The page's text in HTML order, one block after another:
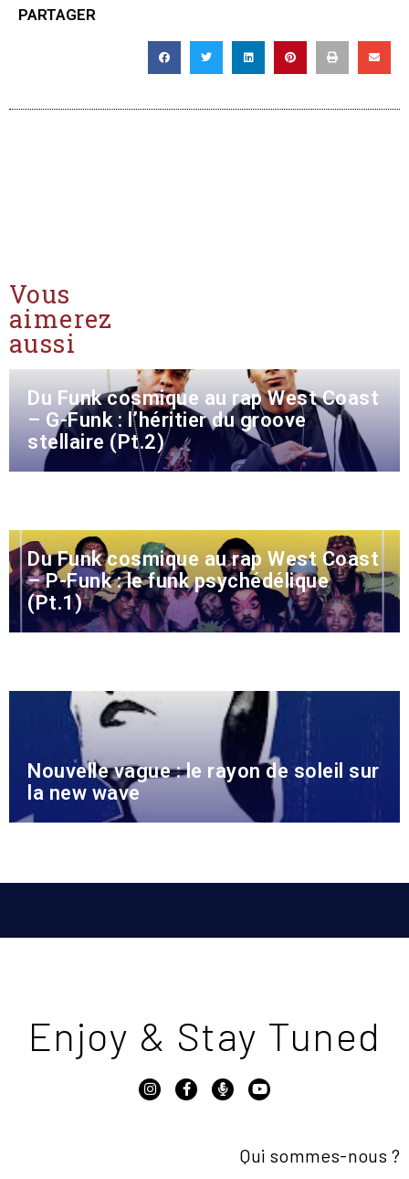
PARTAGER
Vous
aimerez
aussi
Du Funk cosmique au rap West Coast
– G-Funk : l’héritier du groove
stellaire (Pt.2)
Du Funk cosmique au rap West Coast
– P-Funk : le funk psychédélique
(Pt.1)
Nouvelle vague : le rayon de soleil sur
la new wave
Enjoy & Stay Tuned
Qui sommes-nous ?